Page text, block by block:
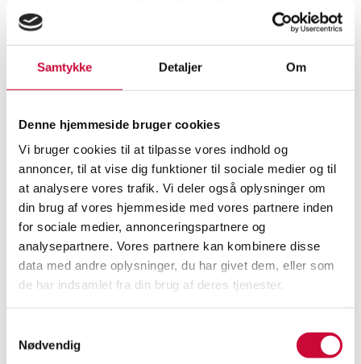
Samtykke Detaljer Om
Denne hjemmeside bruger cookies
Vi bruger cookies til at tilpasse vores indhold og
annoncer, til at vise dig funktioner til sociale medier og til
at analysere vores trafik. Vi deler også oplysninger om
din brug af vores hjemmeside med vores partnere inden
for sociale medier, annonceringspartnere og
analysepartnere. Vores partnere kan kombinere disse
data med andre oplysninger, du har givet dem, eller som
de har indsamlet fra din brug af deres tjenester.
Nødvendig
Samleobjekter
Auktionen er afsluttet
Engelsk politi Bobby samt
amerikansk brandhjelm (2)
SHOWROOM
Aarhus
VURDERING
DKK 2.600
VARENUMMER
6496467
Beskrivelse
Bobby hjelm fra Bristol med lille hul i filt. (2)